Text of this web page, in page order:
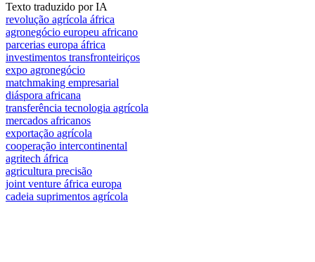
Texto traduzido por IA
revolução agrícola áfrica
agronegócio europeu africano
parcerias europa áfrica
investimentos transfronteiriços
expo agronegócio
matchmaking empresarial
diáspora africana
transferência tecnologia agrícola
mercados africanos
exportação agrícola
cooperação intercontinental
agritech áfrica
agricultura precisão
joint venture áfrica europa
cadeia suprimentos agrícola